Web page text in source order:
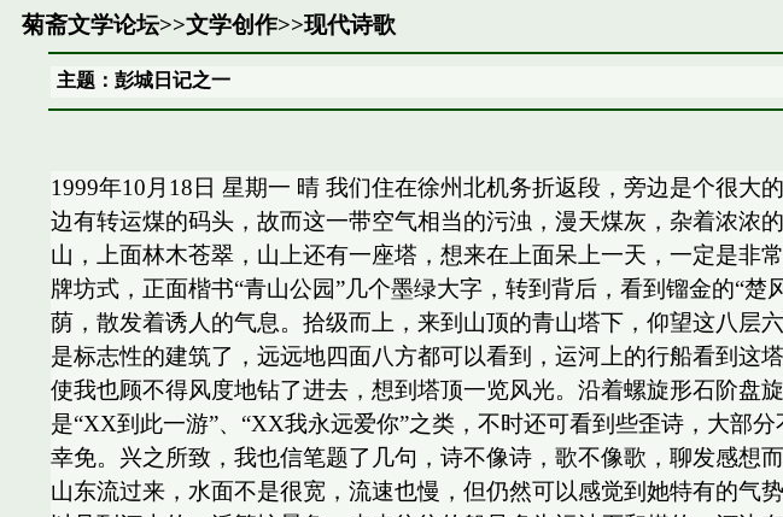
菊斋文学论坛>>文学创作>>现代诗歌
主题：彭城日记之一
1999年10月18日 星期一 晴 我们住在徐州北机务折返段，旁边是个很
边有转运煤的码头，故而这一带空气相当的污浊，漫天煤灰，杂着浓浓
山，上面林木苍翠，山上还有一座塔，想来在上面呆上一天，一定是非
牌坊式，正面楷书“青山公园”几个墨绿大字，转到背后，看到镏金的“
荫，散发着诱人的气息。拾级而上，来到山顶的青山塔下，仰望这八层
是标志性的建筑了，远远地四面八方都可以看到，运河上的行船看到这
使我也顾不得风度地钻了进去，想到塔顶一览风光。沿着螺旋形石阶盘
是“XX到此一游”、“XX我永远爱你”之类，不时还可看到些歪诗，大部
幸免。兴之所致，我也信笔题了几句，诗不像诗，歌不像歌，聊发感想
山东流过来，水面不是很宽，流速也慢，但仍然可以感觉到她特有的